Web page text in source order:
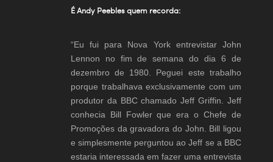
É Andy Peebles quem recorda:
“Eu fui para Nova York entrevistar John
Lennon no fim de semana do dia 6 de
dezembro de 1980. Peguei este trabalho
porque trabalhava exclusivamente com um
produtor da BBC chamado Jeff Griffin. Jeff
conhecia Bill Fowler que era o Chefe de
Promoções da gravadora do John. Bill ligou
e simplesmente perguntou ao Jeff se a BBC
estaria interessada em fazer uma entrevista